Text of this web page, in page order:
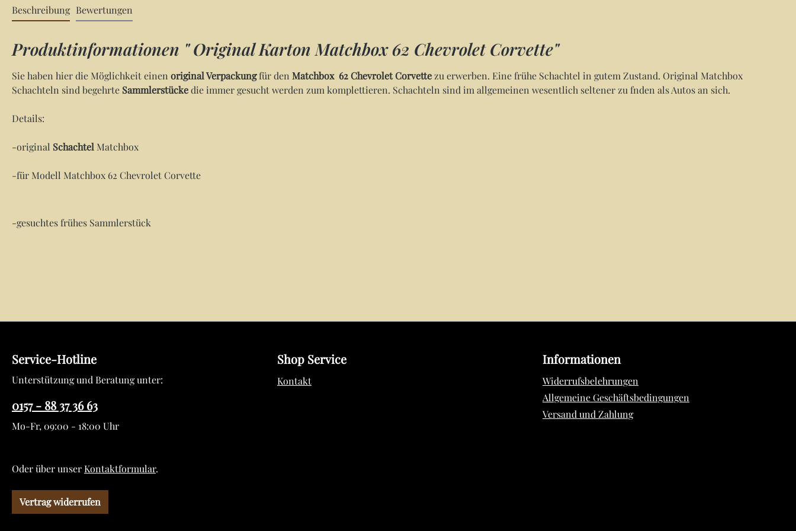
Beschreibung Bewertungen
Produktinformationen " Original Karton Matchbox 62 Chevrolet Corvette"
Sie haben hier die Möglichkeit einen original Verpackungfür den Matchbox 62 Chevrolet Corvettezu erwerben. Eine frühe Schachtel in gutem Zustand. Original Matchbox
Schachteln sind begehrte Sammlerstückedie immer gesucht werden zum komplettieren. Schachteln sind im allgemeinen wesentlich seltener zu fnden als Autos an sich.
Details:
-original Schachtel Matchbox
-für Modell Matchbox 62 Chevrolet Corvette
-gesuchtes frühes Sammlerstück
Service-Hotline
Unterstützung und Beratung unter:
0157 - 88 37 36 63
Mo-Fr, 09:00 - 18:00 Uhr
Oder über unserKontaktformular.
Vertrag widerrufen
Shop Service
Kontakt
Informationen
Widerrufsbelehrungen
Allgemeine Geschäftsbedingungen
Versand und Zahlung